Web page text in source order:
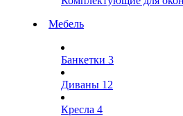
Мебель
Банкетки 3
Диваны 12
Кресла 4